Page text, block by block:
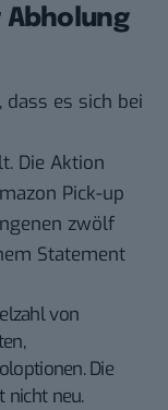
Abholung
dass es sich bei
Die Aktion
Pick-up
zwölf
Statement
von
Die
nicht neu.